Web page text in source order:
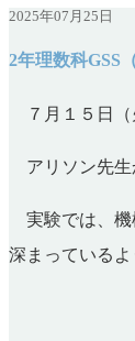
2025年07月25日
2年理数科GSS
７月１５日（
アリソン先生
実験では、機
深まっているよ